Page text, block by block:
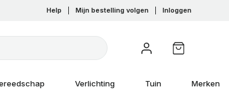
Help Mijn bestelling volgen Inloggen
Verlichting Tuin Merken